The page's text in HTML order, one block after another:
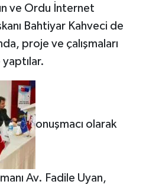
ve Ordu İnternet
Bahtiyar Kahveci de
proje ve çalışmaları
onuşmacı olarak
Av. Fadile Uyan,